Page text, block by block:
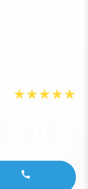
بأعلى معايير الجودة
الآمنة والمعدات
نفهم احتياجات أهالي
★★★★★